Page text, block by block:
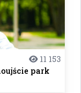
11 153
park